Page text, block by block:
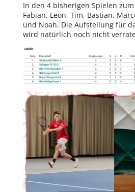
In den 4 bisherigen Spielen
Fabian, Leon, Tim, Bastian,
und Noah. Die Aufstellung für
wird natürlich noch nicht